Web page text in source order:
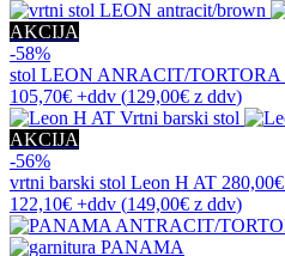
AKCIJA
-58%
stol LEON ANRACIT/TORTORA
105,70€ +ddv (129,00€ z ddv)
AKCIJA
-56%
vrtni barski stol Leon H AT 280,00€
122,10€ +ddv (149,00€ z ddv)